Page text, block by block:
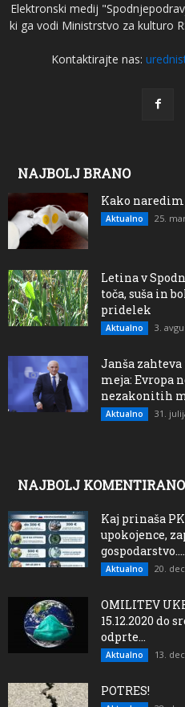
Elektronski medij
ki ga vodi Ministrstvo za kulturo
Kontaktirajte nas:
NAJBOLJ BRANO
Kako naredim
Aktualno 25.
Letina v
toča, suša in
pridelek
Aktualno 3.
Janša
meja: Evropa
nezakonitih
Aktualno 31.
NAJBOLJ KOMENTIRANO
Kaj prinaša
upokojence,
Aktualno 20.
OMILITEV
15.12.2020 do
odprte...
Aktualno 13.
POTRES!